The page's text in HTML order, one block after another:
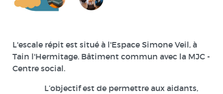
L'escale répit est situé à l'Espace Simone Veil, à
Tain l'Hermitage. Bâtiment commun avec la MJC -
Centre social.
L’objectif est de permettre aux aidants,